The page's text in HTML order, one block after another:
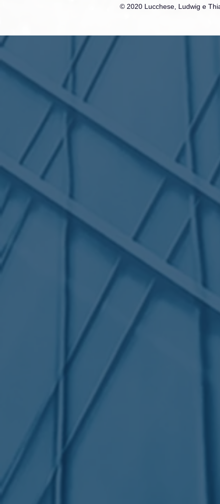
© 2020 Lucchese, Ludwig e